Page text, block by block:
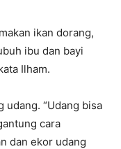
ikan dorang,
ibu dan bayi
Ilham.
udang. “Udang bisa
cara
dan ekor udang